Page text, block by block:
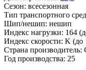
Сезон: всесезонная
Тип транспортного
Шип/нешип: нешип
Индекс нагрузки: 164
Индекс скорости: K (до
Страна производитель:
Год производства: 25